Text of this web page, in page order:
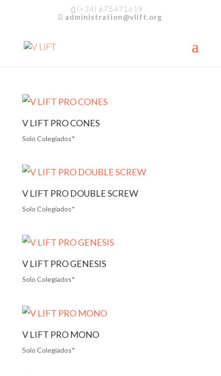
(+34) 675471619
administration@vlift.org
V LIFT PRO CONES
Solo Colegiados*
V LIFT PRO DOUBLE SCREW
Solo Colegiados*
V LIFT PRO GENESIS
Solo Colegiados*
V LIFT PRO MONO
Solo Colegiados*